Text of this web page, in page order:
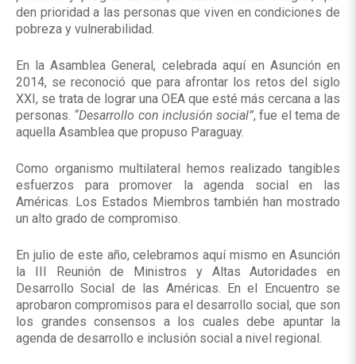
den prioridad a las personas que viven en condiciones de
pobreza y vulnerabilidad.
En la Asamblea General, celebrada aquí en Asunción en
2014, se reconoció que para afrontar los retos del siglo
XXI, se trata de lograr una OEA que esté más cercana a las
personas. “Desarrollo con inclusión social”, fue el tema de
aquella Asamblea que propuso Paraguay.
Como organismo multilateral hemos realizado tangibles
esfuerzos para promover la agenda social en las
Américas. Los Estados Miembros también han mostrado
un alto grado de compromiso.
En julio de este año, celebramos aquí mismo en Asunción
la III Reunión de Ministros y Altas Autoridades en
Desarrollo Social de las Américas. En el Encuentro se
aprobaron compromisos para el desarrollo social, que son
los grandes consensos a los cuales debe apuntar la
agenda de desarrollo e inclusión social a nivel regional.